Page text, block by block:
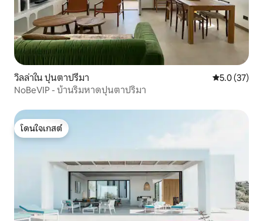
วิลล่าใน ปุนตาปรีมา คะแนนเฉลี่ย
5.0 (37)
NoBeVIP - บ้านริมหาดปุนตาปริมา
โดนใจเกสต์
โดนใจเกสต์